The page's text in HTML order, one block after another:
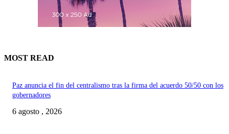
MOST READ
Paz anuncia el fin del centralismo tras la firma del acuerdo 50/50 con los
gobernadores
6 agosto , 2026